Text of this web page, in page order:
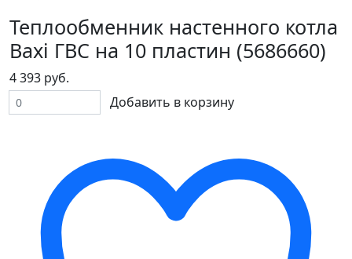
Теплообменник настенного котла
Baxi ГВС на 10 пластин (5686660)
4 393 руб.
Добавить в корзину